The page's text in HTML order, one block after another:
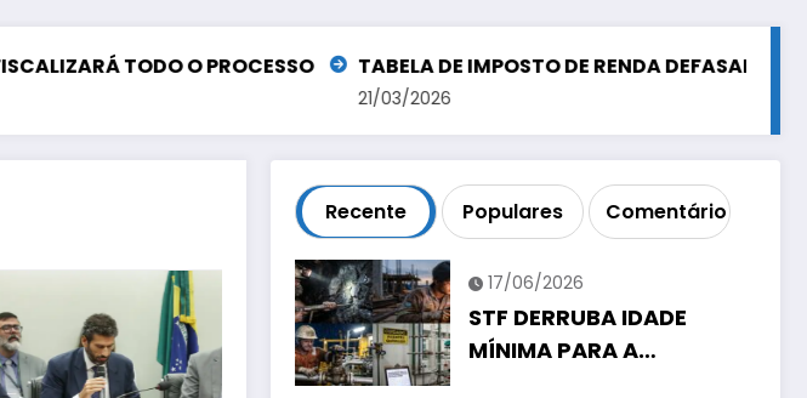
TODO O PROCESSO TABELA DE IMPOSTO DE RENDA DEFASADA EM
21/03/2026
Recente Populares Comentário
17/06/2026
STF DERRUBA IDADE
MÍNIMA PARA A